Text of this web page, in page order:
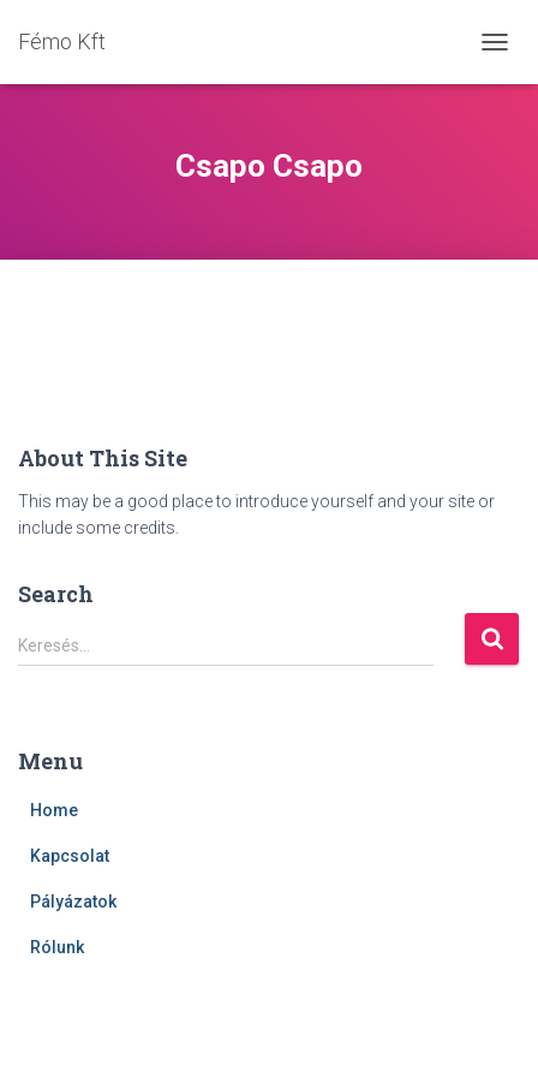
Fémo Kft
Csapo Csapo
About This Site
This may be a good place to introduce yourself and your site or
include some credits.
Search
K
e
é
Keresés…
Menu
Home
Kapcsolat
Pályázatok
Rólunk